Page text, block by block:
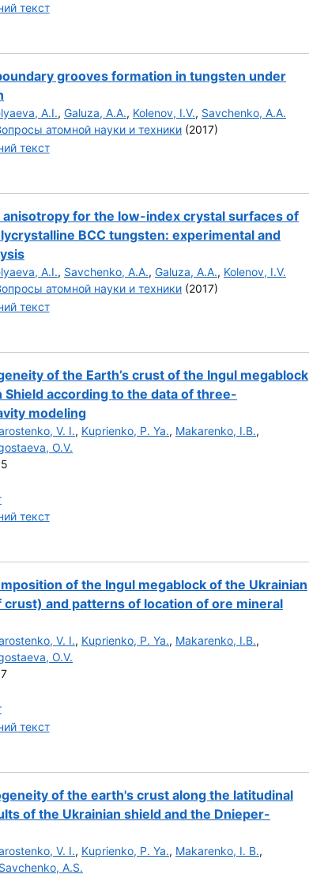
текст
grooves formation in tungsten under
A.I., Galuza, A.A., Kolenov, I.V., Savchenko, A.A.
атомной науки и техники (2017)
текст
anisotropy for the low-index crystal surfaces of
BCC tungsten: experimental and
A.I., Savchenko, A.A., Galuza, A.A., Kolenov, I.V.
атомной науки и техники (2017)
текст
of the Earth’s crust of the Ingul megablock
Shield according to the data of three-
modeling
V. I., Kuprienko, P. Ya., Makarenko, I.B.,
O.V.
текст
of the Ingul megablock of the Ukrainian
crust) and patterns of location of ore mineral
V. I., Kuprienko, P. Ya., Makarenko, I.B.,
O.V.
текст
of the earth's crust along the latitudinal
of the Ukrainian shield and the Dnieper-
V. I., Kuprienko, P. Ya., Makarenko, I. B.,
Savchenko, A.S.